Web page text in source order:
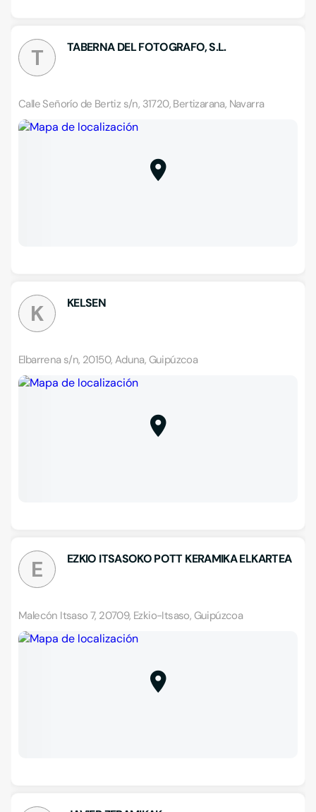
T TABERNA DEL FOTOGRAFO, S.L.
Calle Señorío de Bertiz s/n, 31720, Bertizarana, Navarra
K KELSEN
Elbarrena s/n, 20150, Aduna, Guipúzcoa
E EZKIO ITSASOKO POTT KERAMIKA ELKARTEA
Malecón Itsaso 7, 20709, Ezkio-Itsaso, Guipúzcoa